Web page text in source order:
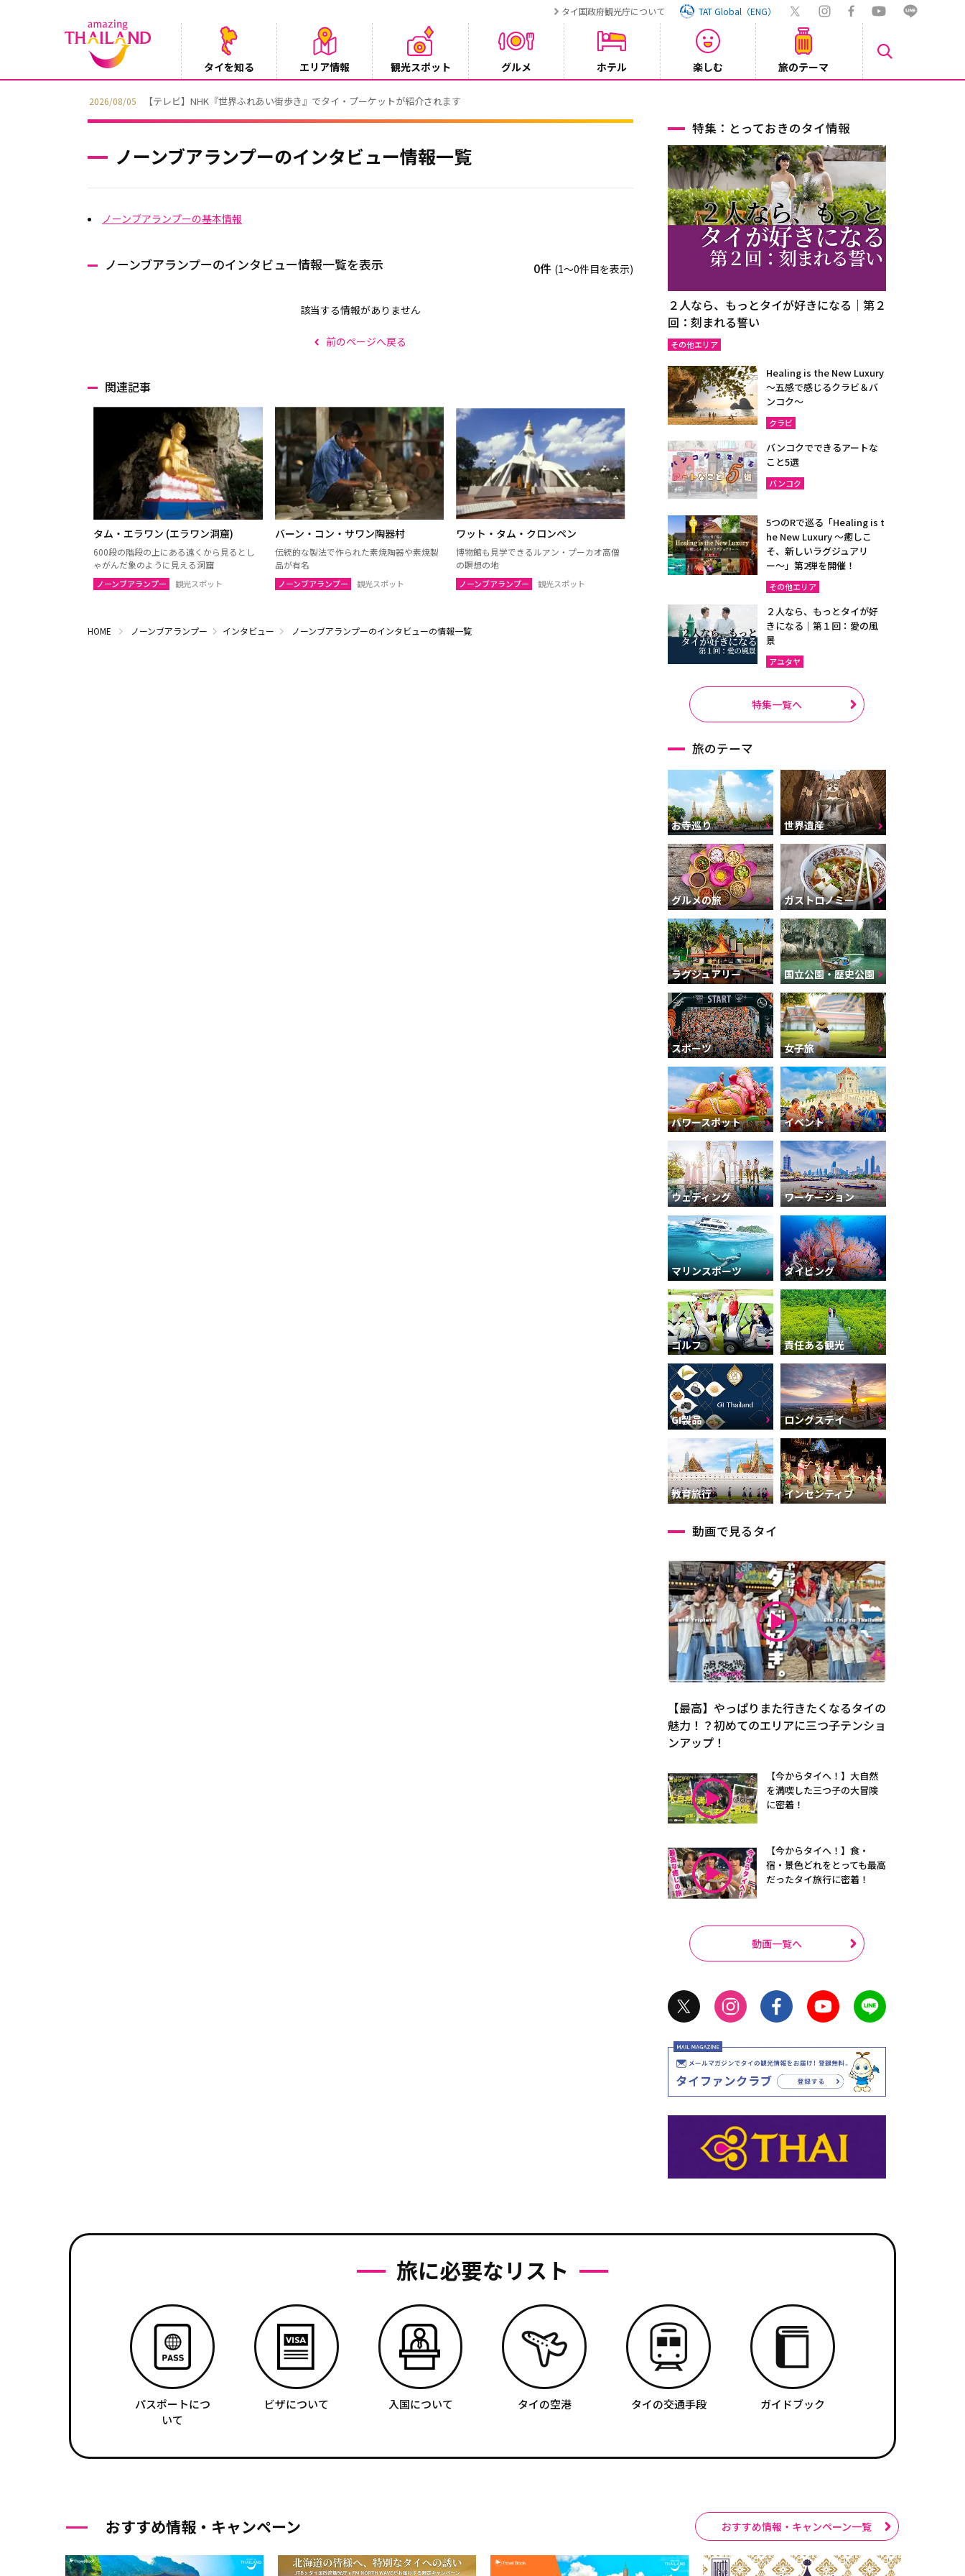
タイ国政府観光庁について TAT Global（ENG）
タイを知る エリア情報 観光スポット グルメ ホテル 楽しむ 旅のテーマ
2026/08/05 【テレビ】NHK『世界ふれあい街歩き』でタイ・プーケットが紹介されます
ノーンブアランプーのインタビュー情報一覧
ノーンブアランプーの基本情報
ノーンブアランプーのインタビュー情報一覧を表示 0件 (1〜0件目を表示)
該当する情報がありません
前のページへ戻る
関連記事
タム・エラワン (エラワン洞窟)
600段の階段の上にある遠くから見るとし
ゃがんだ象のように見える洞窟
ノーンブアランプー 観光スポット
バーン・コン・サワン陶器村
伝統的な製法で作られた素焼陶器や素焼製
品が有名
ノーンブアランプー 観光スポット
ワット・タム・クロンペン
博物館も見学できるルアン・プーカオ高僧
の瞑想の地
ノーンブアランプー 観光スポット
HOME ノーンブアランプー インタビュー ノーンブアランプーのインタビューの情報一覧
特集：とっておきのタイ情報
２人なら、もっとタイが好きになる｜第２
回：刻まれる誓い
その他エリア
Healing is the New Luxury
～五感で感じるクラビ＆バ
ンコク～
クラビ
バンコクでできるアートな
こと5選
バンコク
5つのRで巡る「Healing is t
he New Luxury ～癒しこ
そ、新しいラグジュアリ
ー〜」第2弾を開催！
その他エリア
２人なら、もっとタイが好
きになる｜第１回：愛の風
景
アユタヤ
特集一覧へ
旅のテーマ
お寺巡り 世界遺産
グルメの旅 ガストロノミー
ラグジュアリー 国立公園・歴史公園
スポーツ 女子旅
パワースポット イベント
ウェディング ワーケーション
マリンスポーツ ダイビング
ゴルフ 責任ある観光
GI製品 ロングステイ
教育旅行 インセンティブ
動画で見るタイ
【最高】やっぱりまた行きたくなるタイの
魅力！？初めてのエリアに三つ子テンショ
ンアップ！
【今からタイへ！】大自然
を満喫した三つ子の大冒険
に密着！
【今からタイへ！】食・
宿・景色どれをとっても最高
だったタイ旅行に密着！
動画一覧へ
旅に必要なリスト
パスポートにつ
いて
ビザについて 入国について タイの空港 タイの交通手段 ガイドブック
おすすめ情報・キャンペーン おすすめ情報・キャンペーン一覧